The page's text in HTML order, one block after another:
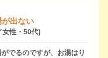
が出ない
女性・50代)
でるのですが、お湯はり